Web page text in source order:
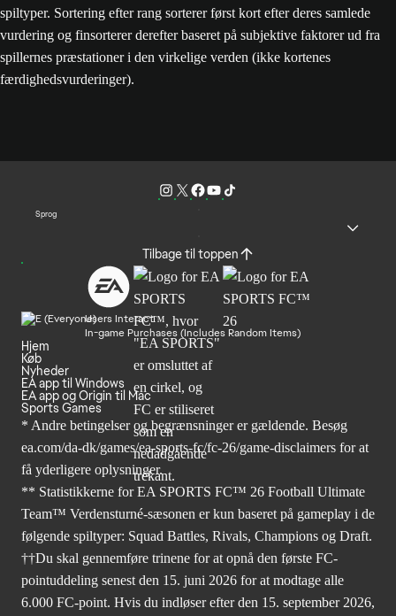
spiltyper. Sortering efter rang sorterer først kort efter deres samlede
vurdering og finsorterer derefter baseret på subjektive faktorer ud fra
spillernes præstationer i den virkelige verden (ikke kortenes
færdighedsvurderinger).
Sprog
Tilbage til toppen
Users Interact
In-game Purchases (Includes Random Items)
Hjem
Køb
Nyheder
EA app til Windows
EA app og Origin til Mac
Sports Games
* Andre betingelser og begrænsninger er gældende. Besøg
ea.com/da-dk/games/ea-sports-fc/fc-26/game-disclaimers for at
få yderligere oplysninger.
** Statistikkerne for EA SPORTS FC™ 26 Football Ultimate
Team™ Verdensturné-sæsonen er kun baseret på gameplay i de
følgende spiltyper: Squad Battles, Rivals, Champions og Draft.
††Du skal gennemføre trinene for at opnå den første FC-
pointuddeling senest den 15. juni 2026 for at modtage alle
6.000 FC-point. Hvis du indløser efter den 15. september 2026,